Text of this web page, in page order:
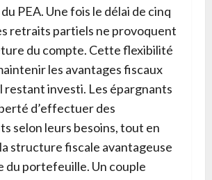
PEA. Une fois le délai de cinq
retraits partiels ne provoquent
du compte. Cette flexibilité
les avantages fiscaux
restant investi. Les épargnants
d’effectuer des
selon leurs besoins, tout en
structure fiscale avantageuse
du portefeuille. Un couple